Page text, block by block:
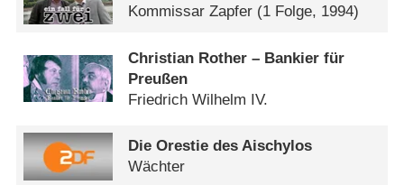
Kommissar Zapfer (1 Folge, 1994)
Christian Rother – Bankier für
Preußen
Friedrich Wilhelm IV.
Die Orestie des Aischylos
Wächter